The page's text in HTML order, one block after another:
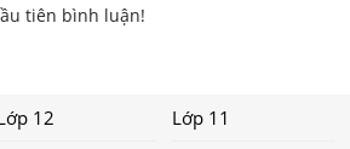
tiên bình luận!
12
Lớp 11